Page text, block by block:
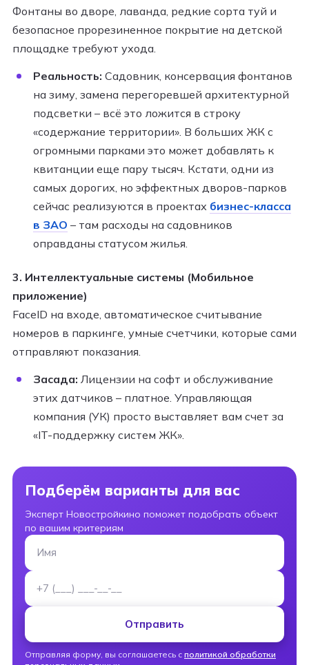
Фонтаны во дворе, лаванда, редкие сорта туй и
безопасное прорезиненное покрытие на детской
площадке требуют ухода.
Реальность: Садовник, консервация фонтанов
на зиму, замена перегоревшей архитектурной
подсветки – всё это ложится в строку
«содержание территории». В больших ЖК с
огромными парками это может добавлять к
квитанции еще пару тысяч. Кстати, одни из
самых дорогих, но эффектных дворов-парков
сейчас реализуются в проектах бизнес-класса
в ЗАО – там расходы на садовников
оправданы статусом жилья.
3. Интеллектуальные системы (Мобильное
приложение)
FaceID на входе, автоматическое считывание
номеров в паркинге, умные счетчики, которые сами
отправляют показания.
Засада: Лицензии на софт и обслуживание
этих датчиков – платное. Управляющая
компания (УК) просто выставляет вам счет за
«IT-поддержку систем ЖК».
Подберём варианты для вас
Эксперт Новостройкино поможет подобрать объект
по вашим критериям
Имя
Номер телефона
Отправить
Отправляя форму, вы соглашаетесь с политикой обработки